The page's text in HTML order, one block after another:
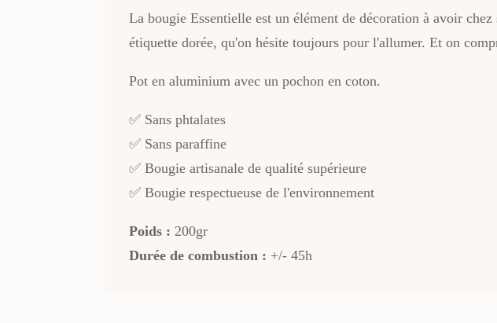
La bougie Essentielle est un élément de décoration à avoir
étiquette dorée, qu'on hésite toujours pour l'allumer. Et on
Pot en aluminium avec un pochon en coton.
✅ Sans phtalates
✅ Sans paraffine
✅ Bougie artisanale de qualité supérieure
✅ Bougie respectueuse de l'environnement
Poids : 200gr
Durée de combustion : +/- 45h